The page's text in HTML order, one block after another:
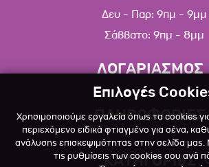
Δευ - Παρ: 9πμ - 9μμ
Σάββατο: 9πμ - 8μμ
ΛΟΓΑΡΙΑΣΜΟΣ
Πληροφορίες
Λίστα
Πολιτική
ΠΛΗΡΟΦΟΡΙΕΣ
Σχετικά
ΚΑΤΗΓΟΡΙΕΣ
Επιλογές
Χρησιμοποιούμε εργαλεία όπως τα cookies
περιεχόμενο ειδικά φτιαγμένο για σένα,
ανάλυσης επισκεψιμότητας στην σελίδα μας.
τις ρυθμίσεις των cookies σου ανά